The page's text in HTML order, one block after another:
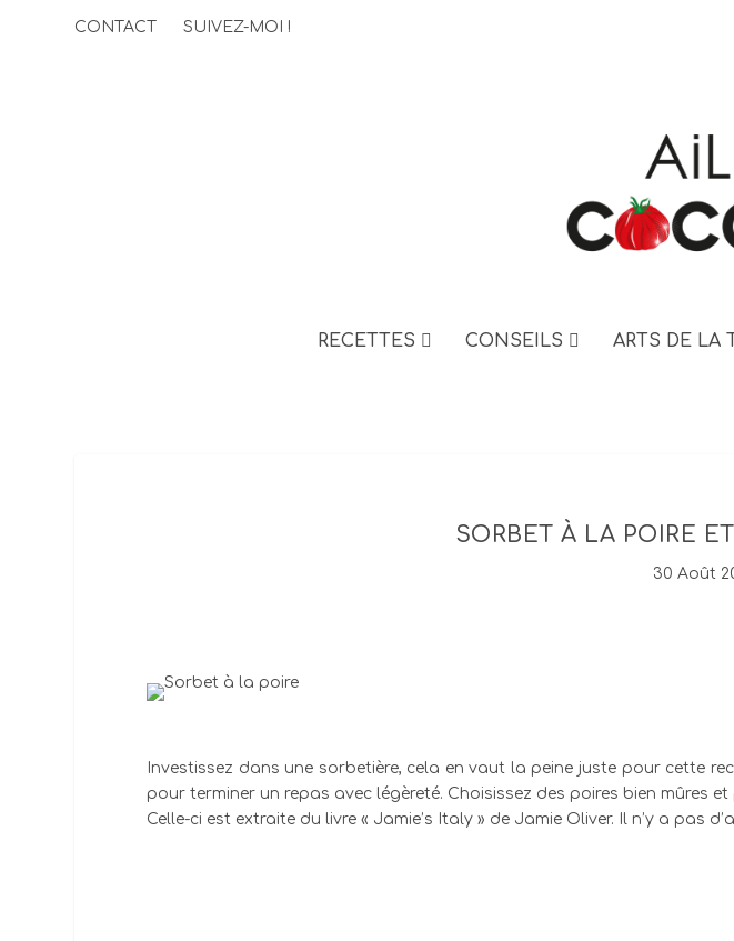
CONTACT SUIVEZ-MOI !
RECETTES CONSEILS ARTS DE LA
SORBET À LA POIRE
30 Août
Investissez dans une sorbetière, cela en vaut la peine juste pour cette
pour terminer un repas avec légèreté. Choisissez des poires bien mûres
Celle-ci est extraite du livre « Jamie’s Italy » de Jamie Oliver. Il n’y a pas